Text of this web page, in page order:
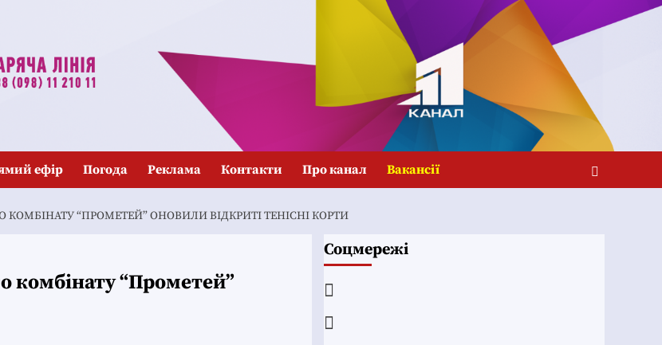
ефір Погода Реклама Контакти Про канал Вакансії
“ПРОМЕТЕЙ” ОНОВИЛИ ВІДКРИТІ ТЕНІСНІ КОРТИ
комбінату “Прометей”
Соцмережі